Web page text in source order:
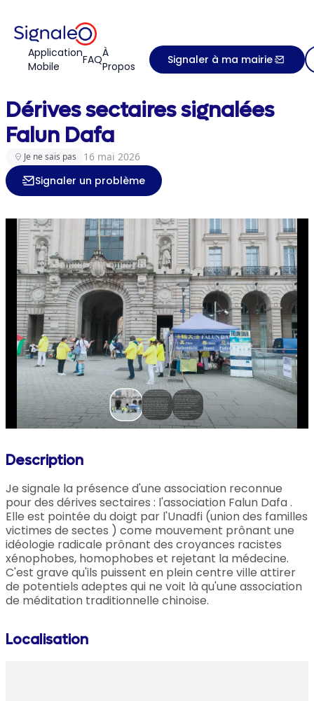
Application
Mobile
FAQÀ
Propos
Signaler à ma mairie
Dérives sectaires signalé...
Dérives sectaires signalées
Falun Dafa
Je ne sais pas 16 mai 2026
Signaler un problème
Description
Je signale la présence d'une association reconnue
pour des dérives sectaires : l'association Falun Dafa .
Elle est pointée du doigt par l'Unadfi (union des familles
victimes de sectes ) come mouvement prônant une
idéologie radicale prônant des croyances racistes
xénophobes, homophobes et rejetant la médecine.
C'est grave qu'ils puissent en plein centre ville attirer
de potentiels adeptes qui ne voit là qu'une association
de méditation traditionnelle chinoise.
Localisation